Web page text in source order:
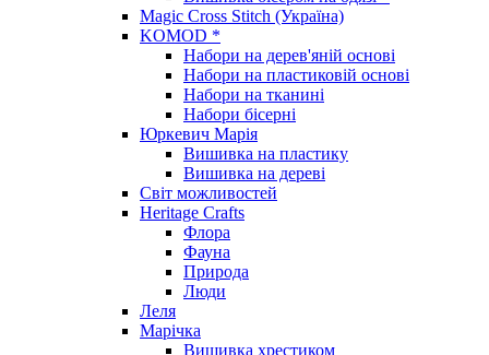
Magic Cross Stitch (Україна)
KOMOD *
Набори на дерев'яній основі
Набори на пластиковій основі
Набори на тканині
Набори бісерні
Юркевич Марія
Вишивка на пластику
Вишивка на дереві
Світ можливостей
Heritage Crafts
Флора
Фауна
Природа
Люди
Леля
Марічка
Вишивка хрестиком